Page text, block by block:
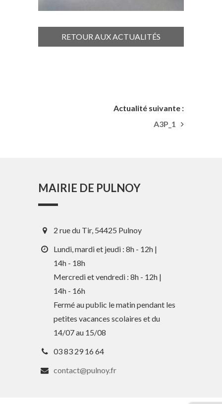
RETOUR AUX ACTUALITÉS
Actualité suivante :
A3P_1
Guide des activités et services
MAIRIE DE PULNOY
2 rue du Tir, 54425 Pulnoy
Lundi, mardi et jeudi : 8h - 12h |
14h - 18h
Mercredi et vendredi : 8h - 12h |
14h - 16h
Fermé au public le matin pendant les
petites vacances scolaires et du
14/07 au 15/08
03 83 29 16 64
contact@pulnoy.fr